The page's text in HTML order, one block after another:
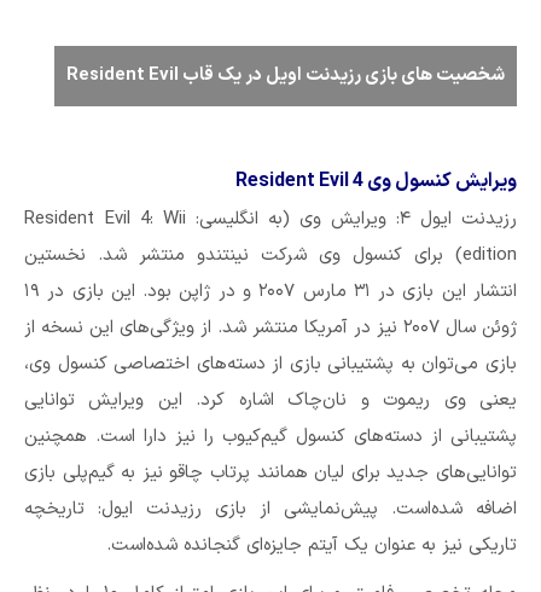
شخصیت های بازی رزیدنت اویل در یک قاب Resident Evil
ویرایش کنسول وی Resident Evil 4
رزیدنت ایول ۴: ویرایش وی (به انگلیسی: Resident Evil 4: Wii
edition) برای کنسول وی شرکت نینتندو منتشر شد. نخستین
انتشار این بازی در ۳۱ مارس ۲۰۰۷ و در ژاپن بود. این بازی در ۱۹
ژوئن سال ۲۰۰۷ نیز در آمریکا منتشر شد. از ویژگی‌های این نسخه از
بازی می‌توان به پشتیبانی بازی از دسته‌های اختصاصی کنسول وی،
یعنی وی ریموت و نان‌چاک اشاره کرد. این ویرایش توانایی
پشتیبانی از دسته‌های کنسول گیم‌کیوب را نیز دارا است. همچنین
توانایی‌های جدید برای لیان همانند پرتاب چاقو نیز به گیم‌پلی بازی
اضافه شده‌است. پیش‌نمایشی از بازی رزیدنت ایول: تاریخچه
تاریکی نیز به عنوان یک آیتم جایزه‌ای گنجانده شده‌است.